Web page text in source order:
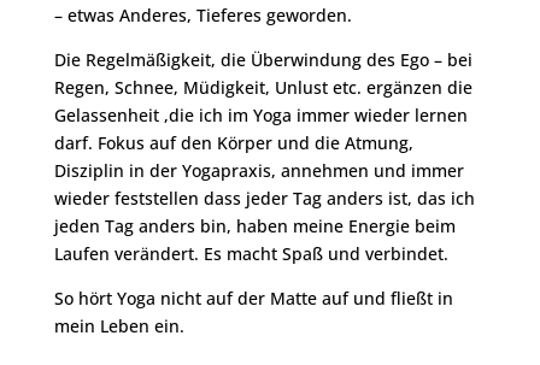
– etwas Anderes, Tieferes geworden.
Die Regelmäßigkeit, die Überwindung des Ego – bei
Regen, Schnee, Müdigkeit, Unlust etc. ergänzen die
Gelassenheit ,die ich im Yoga immer wieder lernen
darf. Fokus auf den Körper und die Atmung,
Disziplin in der Yogapraxis, annehmen und immer
wieder feststellen dass jeder Tag anders ist, das ich
jeden Tag anders bin, haben meine Energie beim
Laufen verändert. Es macht Spaß und verbindet.
So hört Yoga nicht auf der Matte auf und fließt in
mein Leben ein.